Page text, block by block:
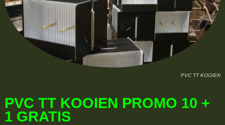
PVC TT KOOIEN
PVC TT KOOIEN PROMO 10 +
1 GRATIS